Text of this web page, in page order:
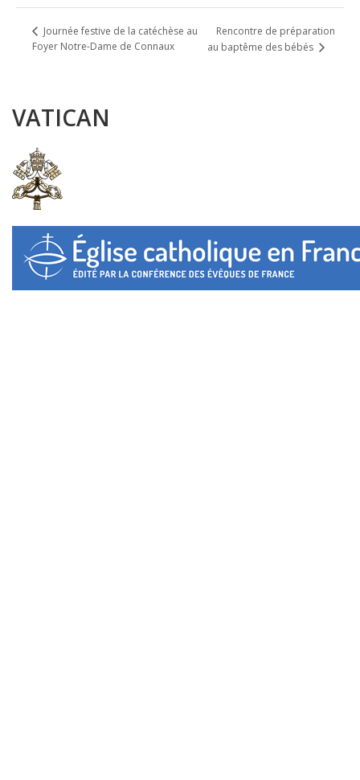
Journée festive de la catéchèse au
Foyer Notre-Dame de Connaux
Rencontre de préparation
au baptême des bébés
VATICAN